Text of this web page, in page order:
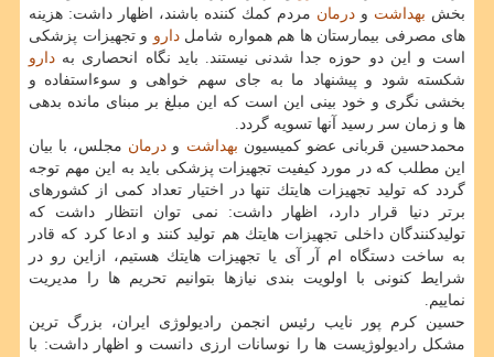
بخش بهداشت و درمان مردم كمك كننده باشند، اظهار داشت: هزینه
های مصرفی بیمارستان ها هم همواره شاملدارو و تجهیزات پزشكی
است و این دو حوزه جدا شدنی نیستند. باید نگاه انحصاری به دارو
شكسته شود و پیشنهاد ما به جای سهم خواهی و سوءاستفاده و
بخشی نگری و خود بینی این است كه این مبلغ بر مبنای مانده بدهی
ها و زمان سر رسید آنها تسویه گردد.
محمدحسین قربانی عضو كمیسیون بهداشت و درمان مجلس، با بیان
این مطلب كه در مورد كیفیت تجهیزات پزشكی باید به این مهم توجه
گردد كه تولید تجهیزات هایتك تنها در اختیار تعداد كمی از كشورهای
برتر دنیا قرار دارد، اظهار داشت: نمی توان انتظار داشت كه
تولیدكنندگان داخلی تجهیزات هایتك هم تولید كنند و ادعا كرد كه قادر
به ساخت دستگاه ام آر آی یا تجهیزات هایتك هستیم، ازاین رو در
شرایط كنونی با اولویت بندی نیازها بتوانیم تحریم ها را مدیریت
نماییم.
حسین كرم پور نایب رئیس انجمن رادیولوژی ایران، بزرگ ترین
مشكل رادیولوژیست ها را نوسانات ارزی دانست و اظهار داشت: با